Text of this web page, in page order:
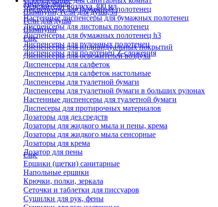
Твердое мыло
Шампуни, гели для душа,5л
Гели для душа
Шампуни
Освежители воздуха 300 мл
Диспенсеры для бумажных полотенец
Настенные диспенсеры для бумажных полотенец
Диспенсеры для листовых полотенец
Диспенсеры для бумажных полотенец h3
Диспенсеры для рулонных полотенец
Диспенсеры для полотенец Z-сложения
Еще
Диспенсеры для индивидуальных покрытий
Диспенсеры для освежителей воздуха
Диспенсеры для салфеток
Диспенсеры для салфеток настольные
Диспенсеры для туалетной бумаги
Диспенсеры для туалетной бумаги в больших рулонах
Настенные диспенсеры для туалетной бумаги
Диспесеры для протирочных материалов
Дозаторы для дез.средств
Дозаторы для жидкого мыла и пены, крема
Дозаторы для жидкого мыла сенсорные
Дозаторы для крема
Дозатор для пены
Еще
Ершики (щетки) санитарные
Напольные ершики
Крючки, полки, зеркала
Сеточки и таблетки для писсуаров
Сушилки для рук, фены